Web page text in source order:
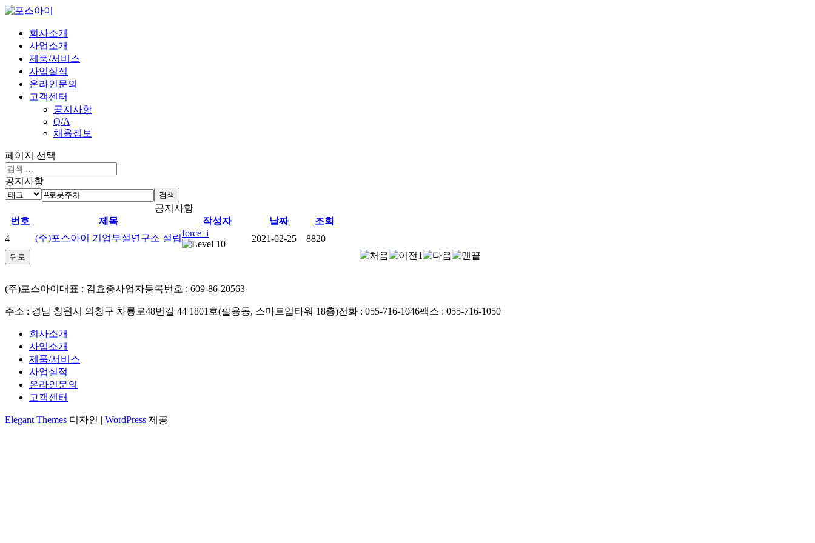
회사소개
사업소개
제품/서비스
사업실적
온라인문의
고객센터
공지사항
Q/A
채용정보
페이지 선택
공지사항
검색
공지사항
번호
제목 작성자 날짜
조회
4
(주)포스아이 기업부설연구소 설립force_i
2021-02-25 8820
뒤로 1
(주)포스아이 대표 : 김효중사업자등록번호 : 609-86-20563
주소 : 경남 창원시 의창구 차룡로48번길 44 1801호(팔용동, 스마트업타워 18층)전화 : 055-716-1046팩스 : 055-716-1050
회사소개
사업소개
제품/서비스
사업실적
온라인문의
고객센터
Elegant Themes 디자인 | WordPress 제공